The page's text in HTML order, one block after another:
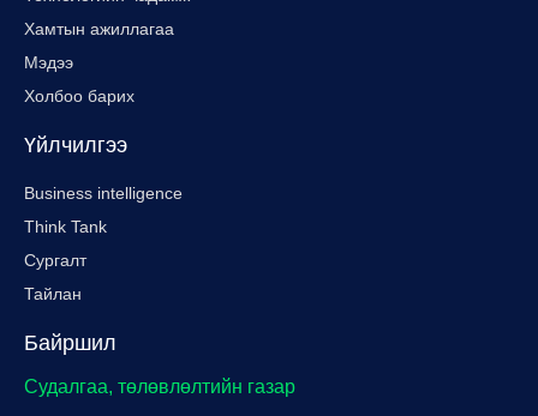
Хамтын ажиллагаа
Мэдээ
Холбоо барих
Үйлчилгээ
Business intelligence
Think Tank
Сургалт
Тайлан
Байршил
Судалгаа, төлөвлөлтийн газар